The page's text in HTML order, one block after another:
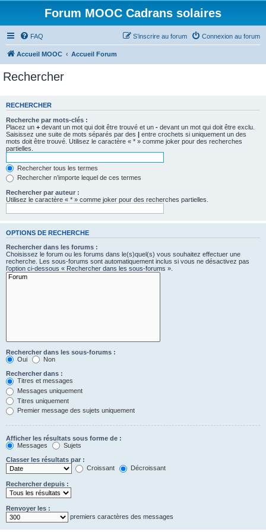
Forum MOOC Cadrans solaires
FAQ Connexion au forum
S’inscrire au forum
Accueil MOOC Accueil Forum
Rechercher
RECHERCHER
Recherche par mots-clés :
Placez un + devant un mot qui doit être trouvé et un - devant un mot qui doit être exclu.
Saisissez une suite de mots séparés par des | entre crochets si uniquement un des
mots doit être trouvé. Utilisez le caractère « * » comme joker pour des recherches
partielles.
Rechercher tous les termes
Rechercher n’importe lequel de ces termes
Rechercher par auteur :
Utilisez le caractère « * » comme joker pour des recherches partielles.
OPTIONS DE RECHERCHE
Rechercher dans les forums :
Choisissez le forum ou les forums dans le(s)quel(s) vous souhaitez effectuer une
recherche. Les sous-forums sont automatiquement inclus si vous ne désactivez pas
l’option ci-dessous « Rechercher dans les sous-forums ».
Rechercher dans les sous-forums :
Oui
Non
Rechercher dans :
Titres et messages
Messages uniquement
Titres uniquement
Premier message des sujets uniquement
Afficher les résultats sous forme de :
Messages
Sujets
Classer les résultats par :
Croissant
Décroissant
Rechercher depuis :
Renvoyer les :
premiers caractères des messages